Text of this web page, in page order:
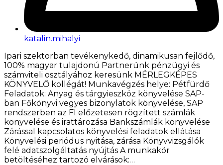
katalin.mihalyi
Ipari szektorban tevékenykedő, dinamikusan fejlődő,
100% magyar tulajdonú Partnerünk pénzügyi és
számviteli osztályához keresünk MÉRLEGKÉPES
KÖNYVELŐ kollégát! Munkavégzés helye: Pétfürdő
Feladatok: Anyag és tárgyieszköz könyvelése SAP-
ban Főkönyvi vegyes bizonylatok könyvelése, SAP
rendszerben az FI előzetesen rögzített számlák
könyvelése és irattározása Bankszámlák könyvelése
Zárással kapcsolatos könyvelési feladatok ellátása
Könyvelési periódus nyitása, zárása Könyvvizsgálók
felé adatszolgáltatás nyújtás A munkakör
betöltéséhez tartozó elvárások:…